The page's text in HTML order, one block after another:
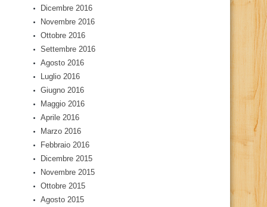
Dicembre 2016
Novembre 2016
Ottobre 2016
Settembre 2016
Agosto 2016
Luglio 2016
Giugno 2016
Maggio 2016
Aprile 2016
Marzo 2016
Febbraio 2016
Dicembre 2015
Novembre 2015
Ottobre 2015
Agosto 2015